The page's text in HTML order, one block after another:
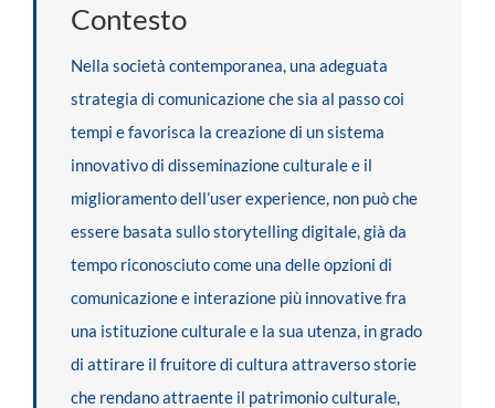
Contesto
Nella società contemporanea, una adeguata
strategia di comunicazione che sia al passo coi
tempi e favorisca la creazione di un sistema
innovativo di disseminazione culturale e il
miglioramento dell’user experience, non può che
essere basata sullo storytelling digitale, già da
tempo riconosciuto come una delle opzioni di
comunicazione e interazione più innovative fra
una istituzione culturale e la sua utenza, in grado
di attirare il fruitore di cultura attraverso storie
che rendano attraente il patrimonio culturale,